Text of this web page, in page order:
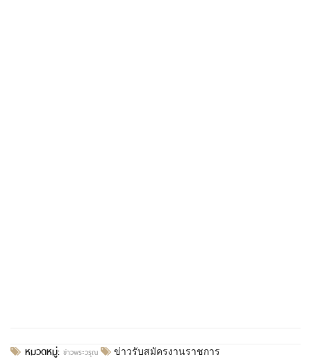
หมวดหมู่: ข่าวพระวรุณ ข่าวรับสมัครงานราชการ